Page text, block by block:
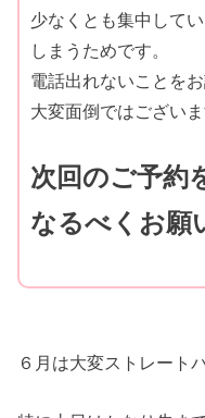
少なくとも集中して
しまうためです。
電話出れないことをお
大変面倒ではござい
次回のご予約
なるべくお願
６月は大変ストレート